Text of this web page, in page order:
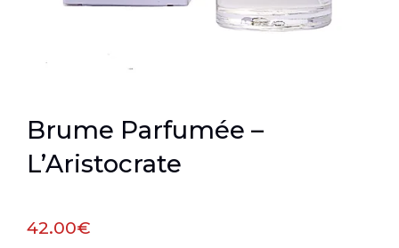
Brume Parfumée –
L’Aristocrate
42.00€